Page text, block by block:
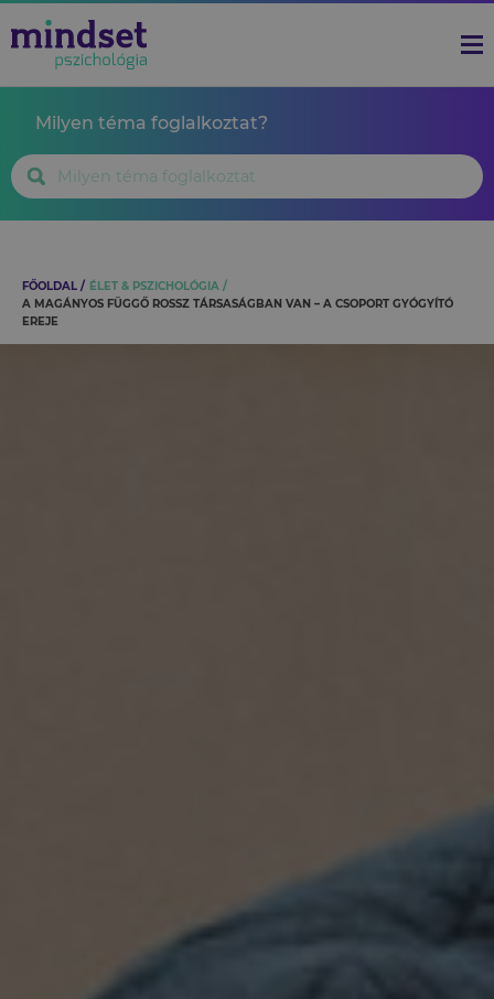
Milyen téma foglalkoztat?
FŐOLDAL
ÉLET & PSZICHOLÓGIA
A MAGÁNYOS FÜGGŐ ROSSZ TÁRSASÁGBAN VAN – A CSOPORT GYÓGYÍTÓ
EREJE